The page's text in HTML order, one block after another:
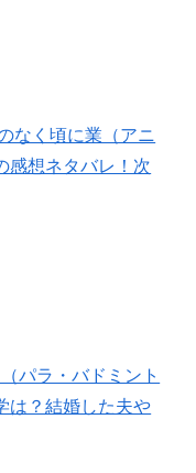
なく頃に業（アニ
感想ネタバレ！次
パラ・バドミント
は？結婚した夫や